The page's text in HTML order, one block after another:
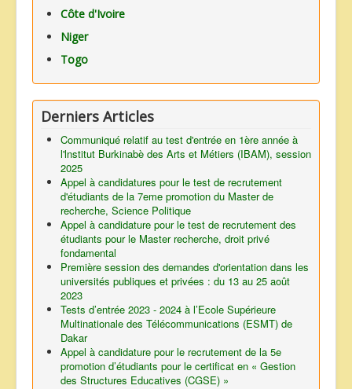
Côte d'Ivoire
Niger
Togo
Derniers Articles
Communiqué relatif au test d'entrée en 1ère année à
l'lnstitut Burkinabè des Arts et Métiers (IBAM), session
2025
Appel à candidatures pour le test de recrutement
d'étudiants de la 7eme promotion du Master de
recherche, Science Politique
Appel à candidature pour le test de recrutement des
étudiants pour le Master recherche, droit privé
fondamental
Première session des demandes d'orientation dans les
universités publiques et privées : du 13 au 25 août
2023
Tests d’entrée 2023 - 2024 à l’Ecole Supérieure
Multinationale des Télécommunications (ESMT) de
Dakar
Appel à candidature pour le recrutement de la 5e
promotion d’étudiants pour le certificat en « Gestion
des Structures Educatives (CGSE) »